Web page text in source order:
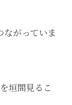
ながっていま
垣間見るこ